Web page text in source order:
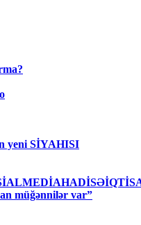
yeni SİYAHISI
müğənnilər var”